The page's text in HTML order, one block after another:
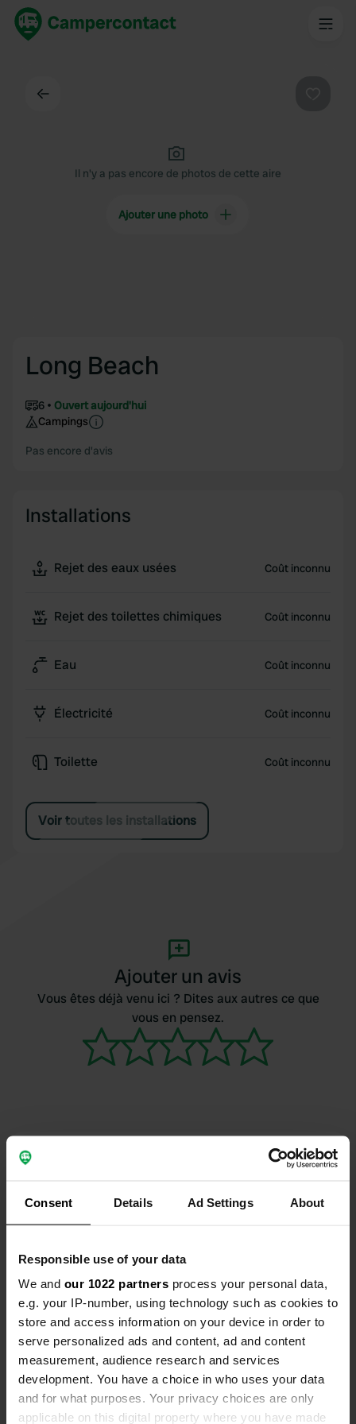
Consent Details Ad Settings About
Responsible use of your data
We and our 1022 partners process your personal data,
e.g. your IP-number, using technology such as cookies to
store and access information on your device in order to
serve personalized ads and content, ad and content
measurement, audience research and services
development. You have a choice in who uses your data
and for what purposes. Your privacy choices are only
applicable on this digital property where you have made
Il n'y a pas encore de photos de cette aire
Ajouter une photo
Long Beach
6
Ouvert aujourd'hui
Campings
Pas encore d'avis
Installations
Rejet des eaux usées Coût inconnu
Rejet des toilettes chimiques Coût inconnu
Eau Coût inconnu
Électricité Coût inconnu
Toilette Coût inconnu
Voir toutes les installations
Ajouter un avis
Vous êtes déjà venu ici ? Dites aux autres ce que
vous en pensez.
Contact
Emplacement
Coordonnées
52° 41' 59" N 1° 42' 10" E
Copie
52.699834 1.7029131
Code du site
111983 Copie
Passer àPRO+ PRO+